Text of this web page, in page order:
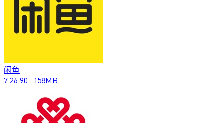
闲鱼
7.26.90 · 158MB